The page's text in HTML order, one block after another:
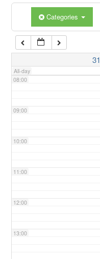
Categories
31
All-day
07:00
08:00
09:00
10:00
11:00
12:00
13:00